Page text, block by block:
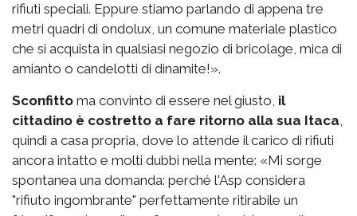
rifiuti speciali. Eppure stiamo parlando di appena tre
metri quadri di ondolux, un comune materiale plastico
che si acquista in qualsiasi negozio di bricolage, mica di
amianto o candelotti di dinamite!».
Sconfitto ma convinto di essere nel giusto, il
cittadino è costretto a fare ritorno alla sua Itaca,
quindi a casa propria, dove lo attende il carico di rifiuti
ancora intatto e molti dubbi nella mente: «Mi sorge
spontanea una domanda: perché l'Asp considera
"rifiuto ingombrante" perfettamente ritirabile un